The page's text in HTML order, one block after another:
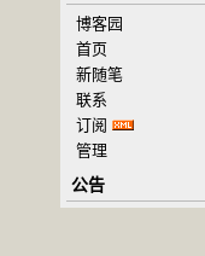
博客园
首页
新随笔
联系
订阅
管理
公告